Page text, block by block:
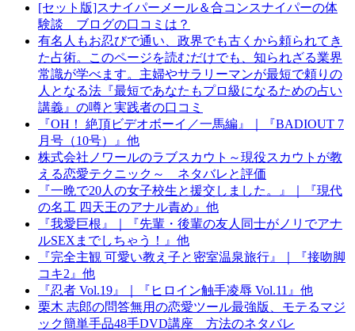
[セット版]スナイパーメール＆合コンスナイパーの体
験談 ブログの口コミは？
有名人もお忍びで通い、政界でも古くから頼られてき
た占術。このページを読むだけでも、知られざる業界
常識が学べます。主婦やサラリーマンが最短で頼りの
人となる法『最短であなたもプロ級になるための占い
講義』の噂と実践者の口コミ
『OH！ 絶頂ビデオボーイ／一馬編』｜『BADIOUT 7
月号（10号）』他
株式会社ノワールのラブスカウト～現役スカウトが教
える恋愛テクニック～ ネタバレと評価
『一晩で20人の女子校生と援交しました。』｜『現代
の名工 四天王のアナル責め』他
『我愛巨根』｜『先輩・後輩の友人同士がノリでアナ
ルSEXまでしちゃう！』他
『完全主観 可愛い教え子と密室温泉旅行』｜『接吻脚
コキ2』他
『忍者 Vol.19』｜『ヒロイン触手凌辱 Vol.11』他
栗木 志郎の問答無用の恋愛ツール最強版、モテるマジ
ック簡単手品48手DVD講座 方法のネタバレ